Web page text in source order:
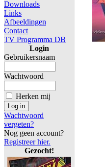
Downloads
Links
Afbeeldingen
Contact
TV Programma DB
Login
Gebruikersnaam
Wachtwoord
Herken mij
Wachtwoord
vergeten?
Nog geen account?
Registreer hier.
Gezocht!